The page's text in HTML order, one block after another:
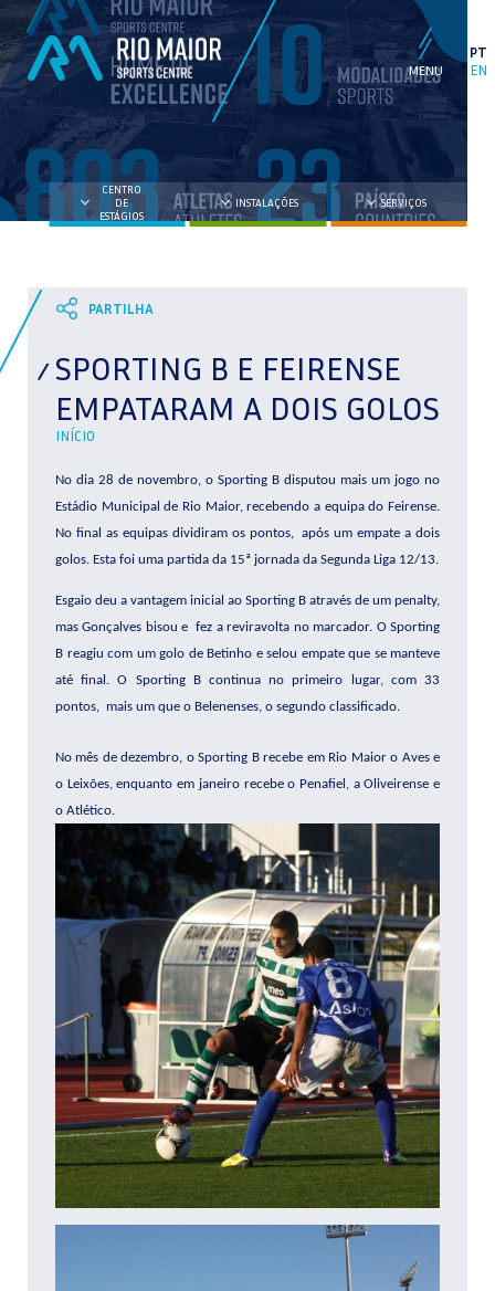
PT
EN
CENTRO
DE
ESTÁGIOS
INSTALAÇÕES SERVIÇOS
SPORTING B E FEIRENSE
EMPATARAM A DOIS GOLOS
INÍCIO
No dia 28 de novembro, o Sporting B disputou mais um jogo no
Estádio Municipal de Rio Maior, recebendo a equipa do Feirense.
No final as equipas dividiram os pontos, após um empate a dois
golos. Esta foi uma partida da 15ª jornada da Segunda Liga 12/13.
Esgaio deu a vantagem inicial ao Sporting B através de um penalty,
mas Gonçalves bisou e fez a reviravolta no marcador. O Sporting
B reagiu com um golo de Betinho e selou empate que se manteve
até final.O Sporting B continua no primeiro lugar, com 33
pontos, mais um que o Belenenses, o segundo classificado.
No mês de dezembro, o Sporting B recebe em Rio Maior o Aves e
o Leixões, enquanto em janeiro recebe o Penafiel, a Oliveirense e
o Atlético.